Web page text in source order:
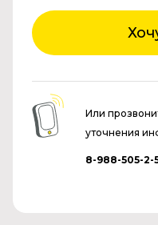
Или
уточнения
8-988-505-2-